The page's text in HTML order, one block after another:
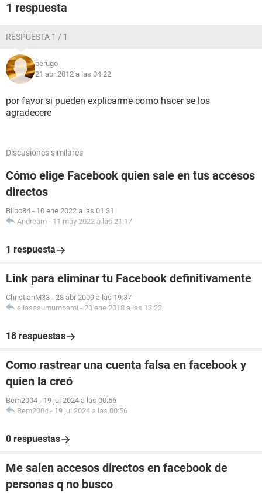
1 respuesta
RESPUESTA 1 / 1
berugo
21 abr 2012 a las 04:22
por favor si pueden explicarme como hacer se los
agradecere
Discusiones similares
Cómo elige Facebook quien sale en tus accesos
directos
Bilbo84 - 10 ene 2022 a las 01:31
Andream - 11 may 2022 a las 21:17
1 respuesta
Link para eliminar tu Facebook definitivamente
ChristianM33 - 28 abr 2009 a las 19:37
eliasasumumbami - 20 ene 2018 a las 13:23
18 respuestas
Como rastrear una cuenta falsa en facebook y
quien la creó
Bem2004 - 19 jul 2024 a las 00:56
Bem2004 - 19 jul 2024 a las 00:56
0 respuestas
Me salen accesos directos en facebook de
personas q no busco